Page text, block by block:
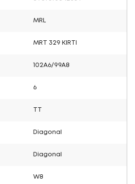
MRL
MRT 329 KIRTI
102A6/99A8
6
Diagonal
Diagonal
W8